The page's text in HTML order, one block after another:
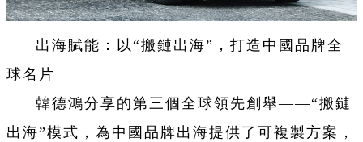
出海賦能：以“搬鏈出海”，打造中國品牌全
球名片
韓德鴻分享的第三個全球領先創舉——“搬鏈
出海”模式，為中國品牌出海提供了可複製方案，